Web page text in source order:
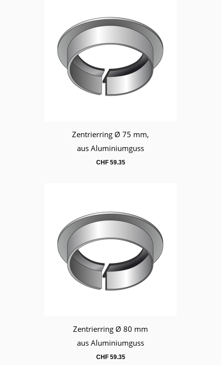
WarenkorbZentrierring Ø 75 mm,
aus Aluminiumguss
CHF59.35
WarenkorbZentrierring Ø 80 mm
aus Aluminiumguss
CHF59.35